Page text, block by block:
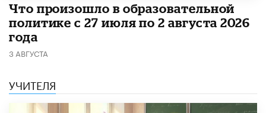
​Что произошло в образовательной
политике с 27 июля по 2 августа 2026
года
3 АВГУСТА
УЧИТЕЛЯ